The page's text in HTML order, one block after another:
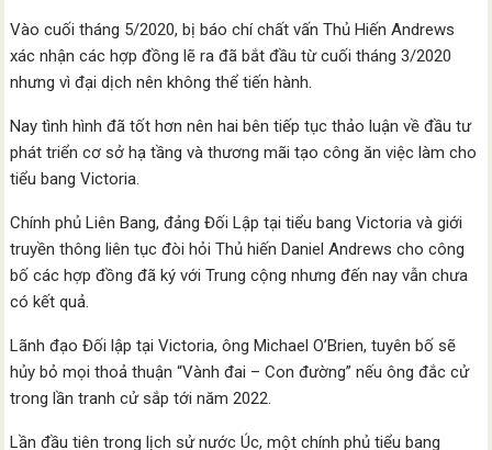
Vào cuối tháng 5/2020, bị báo chí chất vấn Thủ Hiến Andrews
xác nhận các hợp đồng lẽ ra đã bắt đầu từ cuối tháng 3/2020
nhưng vì đại dịch nên không thể tiến hành.
Nay tình hình đã tốt hơn nên hai bên tiếp tục thảo luận về đầu tư
phát triển cơ sở hạ tầng và thương mãi tạo công ăn việc làm cho
tiểu bang Victoria.
Chính phủ Liên Bang, đảng Đối Lập tại tiểu bang Victoria và giới
truyền thông liên tục đòi hỏi Thủ hiến Daniel Andrews cho công
bố các hợp đồng đã ký với Trung cộng nhưng đến nay vẫn chưa
có kết quả.
Lãnh đạo Đối lập tại Victoria, ông Michael O’Brien, tuyên bố sẽ
hủy bỏ mọi thoả thuận “Vành đai – Con đường” nếu ông đắc cử
trong lần tranh cử sắp tới năm 2022.
Lần đầu tiên trong lịch sử nước Úc, một chính phủ tiểu bang